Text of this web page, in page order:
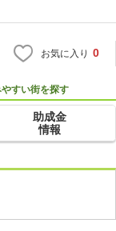
お気に入り 0
すい街を探す
助成金
情報